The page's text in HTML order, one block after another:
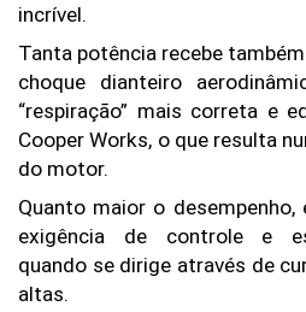
incrível.
Tanta potência recebe
choque dianteiro
“respiração” mais correta e
Cooper Works, o que resulta
do motor.
Quanto maior o desempenho,
exigência de controle e
quando se dirige através de
altas.